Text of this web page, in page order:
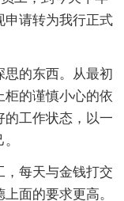
申请转为我行正式
思的东西。从最初
柜的谨慎小心的依
的工作状态，以一
，每天与金钱打交
面的要求更高。